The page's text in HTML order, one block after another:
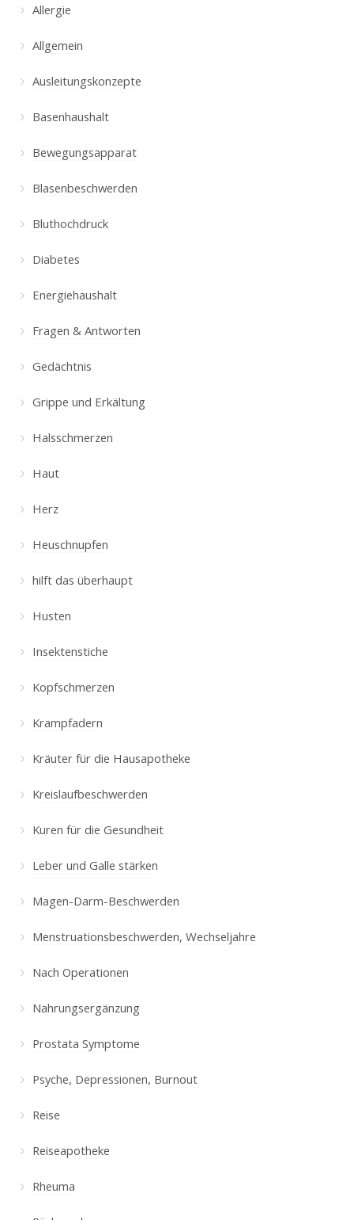
Allergie
Allgemein
Ausleitungskonzepte
Basenhaushalt
Bewegungsapparat
Blasenbeschwerden
Bluthochdruck
Diabetes
Energiehaushalt
Fragen & Antworten
Gedächtnis
Grippe und Erkältung
Halsschmerzen
Haut
Herz
Heuschnupfen
hilft das überhaupt
Husten
Insektenstiche
Kopfschmerzen
Krampfadern
Kräuter für die Hausapotheke
Kreislaufbeschwerden
Kuren für die Gesundheit
Leber und Galle stärken
Magen-Darm-Beschwerden
Menstruationsbeschwerden, Wechseljahre
Nach Operationen
Nahrungsergänzung
Prostata Symptome
Psyche, Depressionen, Burnout
Reise
Reiseapotheke
Rheuma